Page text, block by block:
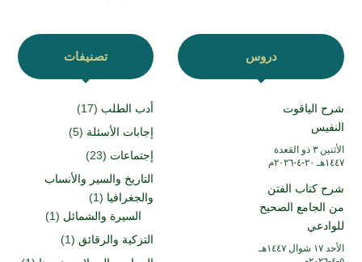
دروس
شرح الياقوت
النفيس
الأثنين ۳ ذو القعدة
۱٤٤۷هـ ۲۰-٤-۲۰۲٦م
شرح كتاب الفتن
من الجامع الصحيح
للوادعي
الأحد ۱۷ شوال ۱٤٤۷هـ
تصنيفات
أدب الطلب (17)
إجابات الأسئلة (5)
إجتماعات (23)
التاريخ والسير والأنساب
والجغرافيا (1)
السيرة والشمائل (1)
التزكية والرقائق (1)